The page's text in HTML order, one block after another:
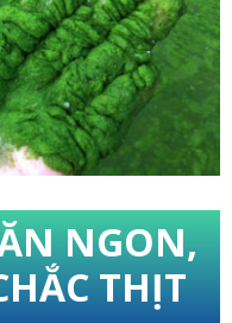
NGON,
THỊT